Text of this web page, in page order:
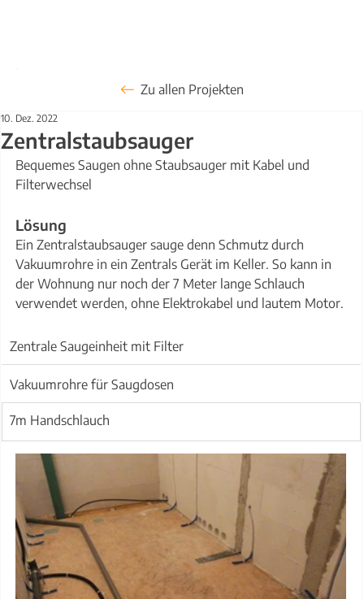
Zentralstaubsauger
10. Dez. 2022
Bequemes Saugen ohne Staubsauger mit Kabel und
Filterwechsel
Lösung
Ein Zentralstaubsauger sauge denn Schmutz durch
Vakuumrohre in ein Zentrals Gerät im Keller. So kann in
der Wohnung nur noch der 7 Meter lange Schlauch
verwendet werden, ohne Elektrokabel und lautem Motor.
Zentrale Saugeinheit mit Filter
Vakuumrohre für Saugdosen
7m ​Handschlauch
Zu allen Projekten